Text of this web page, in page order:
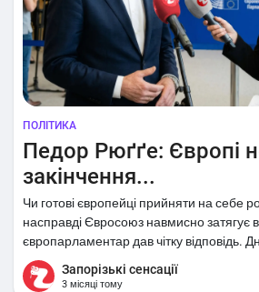
ПОЛІТИКА
Педор Рюґґе: Європі
закінчення...
Чи готові європейці прийняти на себе
насправді Євросоюз навмисно затягує
європарламентар дав чітку відповідь.
Запорізькі сенсації
3 місяці тому